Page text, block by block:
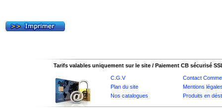
Tarifs valables uniquement sur le site / Paiement CB sécurisé
C.G.V
Contact
Plan du site
Mentions
Nos catalogues
Produits en